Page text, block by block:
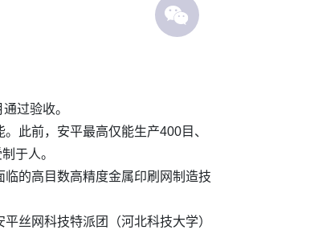
过验收。
此前，安平最高仅能生产400目、
于人。
的高目数高精度金属印刷网制造技
丝网科技特派团（河北科技大学）